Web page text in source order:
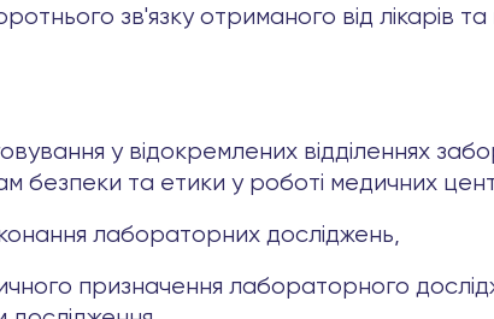
зв'язку отриманого від лікарів та
у відокремлених відділеннях
та етики у роботі медичних
лабораторних досліджень,
призначення лабораторного